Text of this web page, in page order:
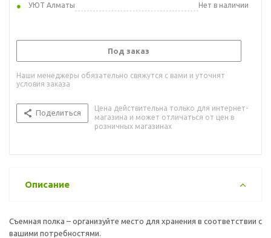
УЮТ Алматы
Нет в наличии
Под заказ
Наши менеджеры обязательно свяжутся с вами и уточнят
условия заказа
Поделиться
Цена действительна только для интернет-
магазина и может отличаться от цен в
розничных магазинах
Описание
Съемная полка – организуйте место для хранения в соответствии с
вашими потребностями.